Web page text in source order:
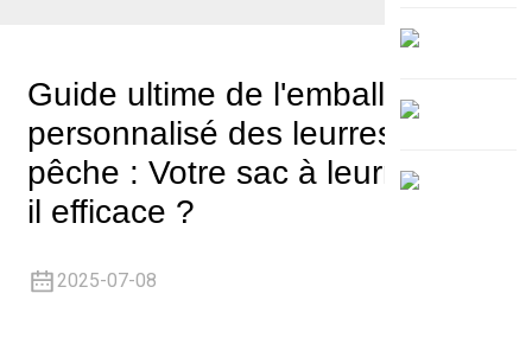
Guide ultime de l'emballage
personnalisé des leurres de
pêche : Votre sac à leurres est-
il efficace ?
2025-07-08